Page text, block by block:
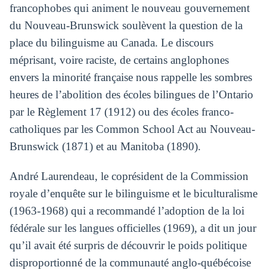
francophobes qui animent le nouveau gouvernement
du Nouveau-Brunswick soulèvent la question de la
place du bilinguisme au Canada. Le discours
méprisant, voire raciste, de certains anglophones
envers la minorité française nous rappelle les sombres
heures de l’abolition des écoles bilingues de l’Ontario
par le Règlement 17 (1912) ou des écoles franco-
catholiques par les Common School Act au Nouveau-
Brunswick (1871) et au Manitoba (1890).
André Laurendeau, le coprésident de la Commission
royale d’enquête sur le bilinguisme et le biculturalisme
(1963-1968) qui a recommandé l’adoption de la loi
fédérale sur les langues officielles (1969), a dit un jour
qu’il avait été surpris de découvrir le poids politique
disproportionné de la communauté anglo-québécoise